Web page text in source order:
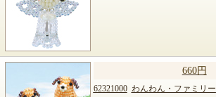
660円
62321000 わんわん・ファミリー